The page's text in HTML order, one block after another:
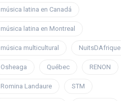
música latina en Canadá
música latina en Montreal
música multicultural NuitsDAfrique
Osheaga Québec RENON
Romina Landaure STM